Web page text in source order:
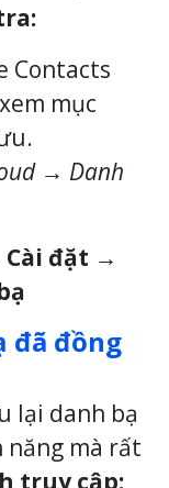
Contacts
mục
→ Danh
đặt →
đã đồng
lại danh bạ
mà rất
truy cập: